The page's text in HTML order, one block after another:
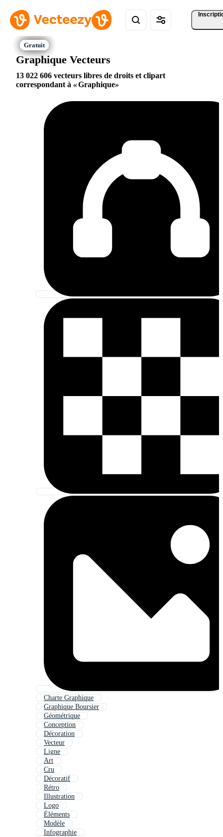
Graphique Vecteurs
13 022 606 vecteurs libres de droits et clipart
correspondant à
Graphique
Charte Graphique
Graphique Boursier
Géométrique
Conception
Décoration
Vecteur
Ligne
Art
Cru
Décoratif
Rétro
Illustration
Logo
Éléments
Modèle
Infographie